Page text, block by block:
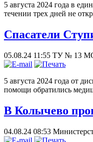
5 августа 2024 года в
течении трех дней не
Спасатели
05.08.24 11:55 ТУ № 13
5 августа 2024 года от
помощи обратились
В Колычево
04.08.24 08:53